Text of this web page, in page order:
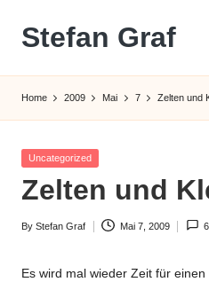
Skip
content
Stefan Graf
Home 2009 Mai 7 Zelten und
Posted
Uncategorized
Zelten und
Posted
By Stefan Graf Mai 7, 2009
Es wird mal wieder Zeit für einen